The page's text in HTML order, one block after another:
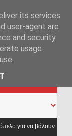
its services
user-agent are
and security
usage